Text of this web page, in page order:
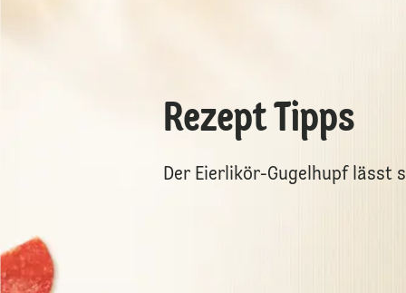
Rezept Tipps
Der Eierlikör-Gugelhupf lässt